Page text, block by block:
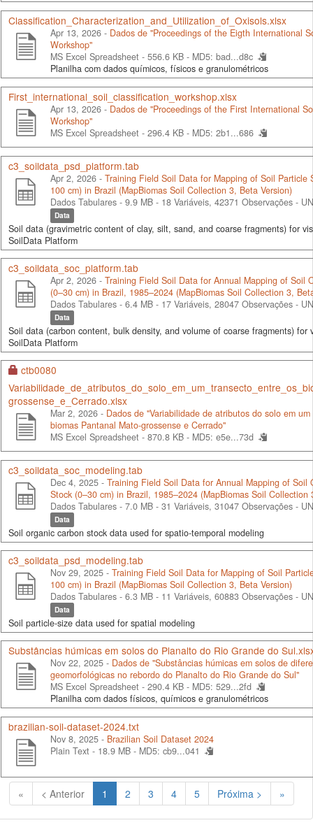
Classification_Characterization_and_Utilization_of_Oxisols.xlsx
Apr 13, 2026 - Dados de "Proceedings of the Eigth International
Workshop"
MS Excel Spreadsheet - 556.6 KB - MD5: bad...d8c
Planilha com dados químicos, físicos e granulométricos
First_international_soil_classification_workshop.xlsx
Apr 13, 2026 - Dados de "Proceedings of the First International
Workshop"
MS Excel Spreadsheet - 296.4 KB - MD5: 2b1...686
c3_soildata_psd_platform.tab
Apr 2, 2026 - Training Field Soil Data for Mapping of Soil Particle
100 cm) in Brazil (MapBiomas Soil Collection 3, Beta Version)
Dados Tabulares - 9.9 MB - 18 Variáveis, 42371 Observações -
Data
Soil data (gravimetric content of clay, silt, sand, and coarse fragments) for
SoilData Platform
c3_soildata_soc_platform.tab
Apr 2, 2026 - Training Field Soil Data for Annual Mapping of Soil
(0–30 cm) in Brazil, 1985–2024 (MapBiomas Soil Collection 3,
Dados Tabulares - 6.4 MB - 17 Variáveis, 28047 Observações -
Data
Soil data (carbon content, bulk density, and volume of coarse fragments) for
SoilData Platform
ctb0080
grossense_e_Cerrado.xlsx
Mar 2, 2026 - Dados de "Variabilidade de atributos do solo em
biomas Pantanal Mato-grossense e Cerrado"
MS Excel Spreadsheet - 870.8 KB - MD5: e5e...73d
c3_soildata_soc_modeling.tab
Dec 4, 2025 - Training Field Soil Data for Annual Mapping of Soil
Stock (0–30 cm) in Brazil, 1985–2024 (MapBiomas Soil Collection
Dados Tabulares - 7.0 MB - 31 Variáveis, 31047 Observações -
Data
Soil organic carbon stock data used for spatio-temporal modeling
c3_soildata_psd_modeling.tab
Nov 29, 2025 - Training Field Soil Data for Mapping of Soil
100 cm) in Brazil (MapBiomas Soil Collection 3, Beta Version)
Dados Tabulares - 6.3 MB - 11 Variáveis, 60883 Observações -
Data
Soil particle-size data used for spatial modeling
Substâncias húmicas em solos do Planalto do Rio Grande do
Nov 22, 2025 - Dados de "Substâncias húmicas em solos de
geomorfológicas no rebordo do Planalto do Rio Grande do Sul"
MS Excel Spreadsheet - 290.4 KB - MD5: 529...2fd
Planilha com dados físicos, químicos e granulométricos
brazilian-soil-dataset-2024.txt
Nov 8, 2025 - Brazilian Soil Dataset 2024
Plain Text - 18.9 MB - MD5: cb9...041
« < Anterior 1 (Atual)
2 3 4 5 Próxima > »